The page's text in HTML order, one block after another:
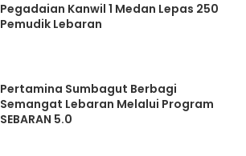
Pegadaian Kanwil 1 Medan Lepas 250
Pemudik Lebaran
Pertamina Sumbagut Berbagi
Semangat Lebaran Melalui Program
SEBARAN 5.0